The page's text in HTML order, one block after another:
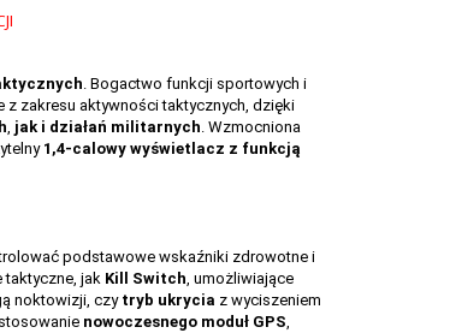
. Bogactwo funkcji sportowych i
z zakresu aktywności taktycznych, dzięki
, jak i działań militarnych. Wzmocniona
1,4-calowy wyświetlacz z funkcją
podstawowe wskaźniki zdrowotne i
taktyczne, jak Kill Switch, umożliwiające
noktowizji, czy tryb ukrycia z wyciszeniem
nowoczesnego moduł GPS,